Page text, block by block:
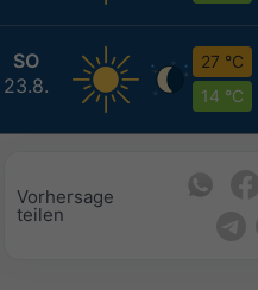
SO
23.8.
27 °C
14 °C
Vorhersage
teilen